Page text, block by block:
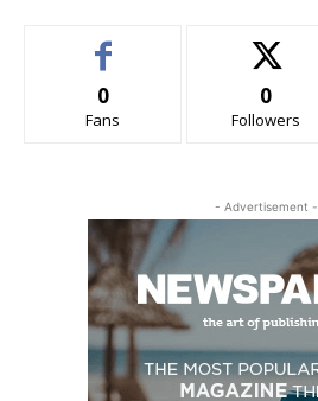
0
Fans
0
Followers
- Advertisement -